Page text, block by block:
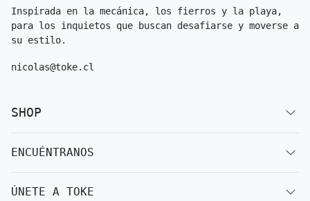
Inspirada en la mecánica, los fierros y la playa,
para los inquietos que buscan desafiarse y moverse a
su estilo.
nicolas@toke.cl
SHOP
ENCUÉNTRANOS
ÚNETE A TOKE